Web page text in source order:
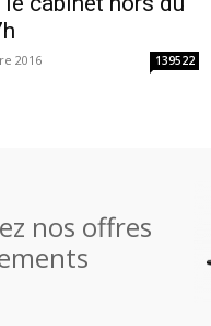
2016 139522
nos offres